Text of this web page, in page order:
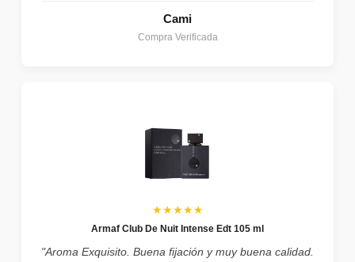
Cami
Compra Verificada
★★★★★
Armaf Club De Nuit Intense Edt 105 ml
"Aroma Exquisito. Buena fijación y muy buena calidad.